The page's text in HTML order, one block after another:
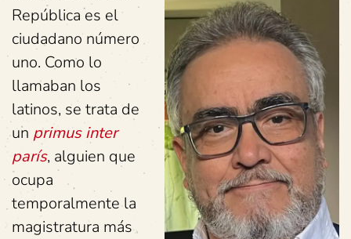
República es el
ciudadano número
uno. Como lo
llamaban los
latinos, se trata de
un primus inter
parís, alguien que
ocupa
temporalmente la
magistratura más